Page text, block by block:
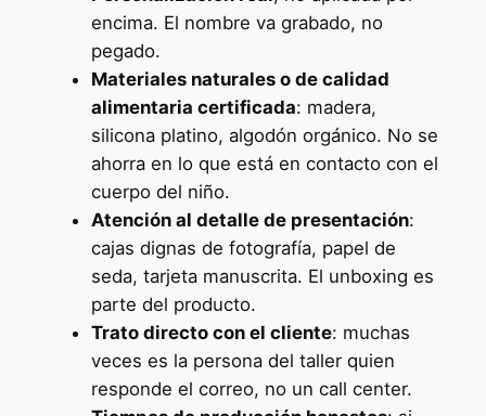
encima. El nombre va grabado, no
pegado.
Materiales naturales o de calidad
alimentaria certificada: madera,
silicona platino, algodón orgánico. No se
ahorra en lo que está en contacto con el
cuerpo del niño.
Atención al detalle de presentación:
cajas dignas de fotografía, papel de
seda, tarjeta manuscrita. El unboxing es
parte del producto.
Trato directo con el cliente: muchas
veces es la persona del taller quien
responde el correo, no un call center.